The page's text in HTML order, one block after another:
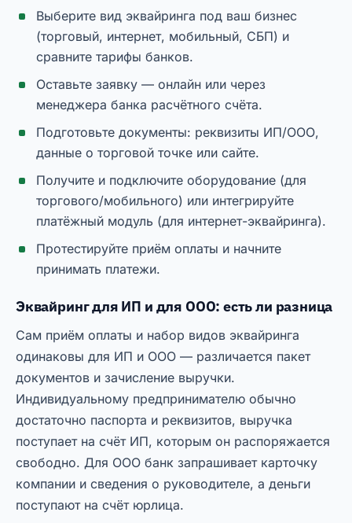
Выберите вид эквайринга под ваш бизнес
(торговый, интернет, мобильный, СБП) и
сравните тарифы банков.
Оставьте заявку — онлайн или через
менеджера банка расчётного счёта.
Подготовьте документы: реквизиты ИП/ООО,
данные о торговой точке или сайте.
Получите и подключите оборудование (для
торгового/мобильного) или интегрируйте
платёжный модуль (для интернет-эквайринга).
Протестируйте приём оплаты и начните
принимать платежи.
Эквайринг для ИП и для ООО: есть ли разница
Сам приём оплаты и набор видов эквайринга
одинаковы для ИП и ООО — различается пакет
документов и зачисление выручки.
Индивидуальному предпринимателю обычно
достаточно паспорта и реквизитов, выручка
поступает на счёт ИП, которым он распоряжается
свободно. Для ООО банк запрашивает карточку
компании и сведения о руководителе, а деньги
поступают на счёт юрлица.